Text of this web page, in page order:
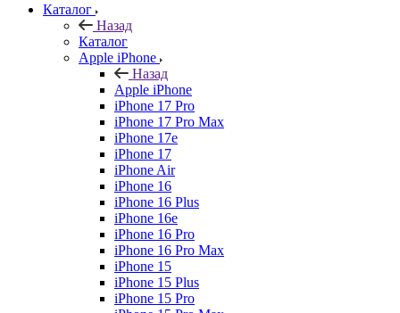
Каталог
Назад
Каталог
Apple iPhone
Назад
Apple iPhone
iPhone 17 Pro
iPhone 17 Pro Max
iPhone 17e
iPhone 17
iPhone Air
iPhone 16
iPhone 16 Plus
iPhone 16e
iPhone 16 Pro
iPhone 16 Pro Max
iPhone 15
iPhone 15 Plus
iPhone 15 Pro